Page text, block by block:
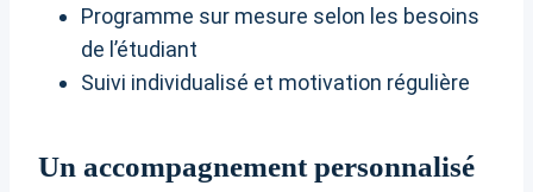
Programme sur mesure selon les besoins
de l’étudiant
Suivi individualisé et motivation régulière
Un accompagnement personnalisé